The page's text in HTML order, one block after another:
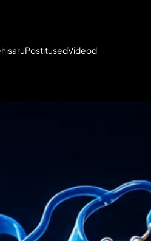
PostitusedVideod